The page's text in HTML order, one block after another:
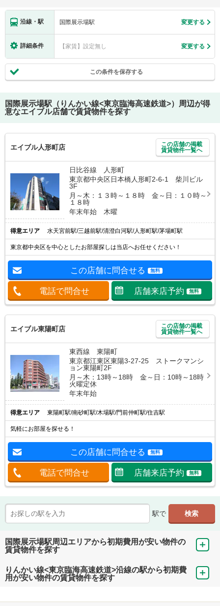
沿線・駅 国際展示場駅 変更する
詳細条件 【家賃】設定無し 変更する
この条件を保存する
国際展示場駅（りんかい線<東京臨海高速鉄道>）
周辺が得
意なエイブル店舗で賃貸物件を探す
エイブル人形町店
この店舗の掲載
賃貸物件一覧へ
日比谷線 人形町
東京都中央区日本橋人形町2-6-1 柴川ビル
3F
月～木：１３時～１８時 金～日：１０時～
１８時
年末年始 木曜
得意エリア 水天宮前駅/三越前駅/清澄白河駅/人形町駅/茅場町駅
東京都中央区を中心としたお部屋探しは当店へお任せください！
この店舗に問合せる 無料
電話で問合せ 店舗来店予約 無料
エイブル東陽町店
この店舗の掲載
賃貸物件一覧へ
東西線 東陽町
東京都江東区東陽3-27-25 ストークマンシ
ョン東陽町2F
月～木：13時～18時 金～日：10時～18時
火曜定休
年末年始
得意エリア 東陽町駅/南砂町駅/木場駅/門前仲町駅/住吉駅
気軽にお部屋を探せる！
この店舗に問合せる 無料
電話で問合せ 店舗来店予約 無料
駅で
国際展示場駅周辺エリアから初期費用が安い物件の
賃貸物件を探す
りんかい線<東京臨海高速鉄道>沿線の駅から初期費
用が安い物件の賃貸物件を探す